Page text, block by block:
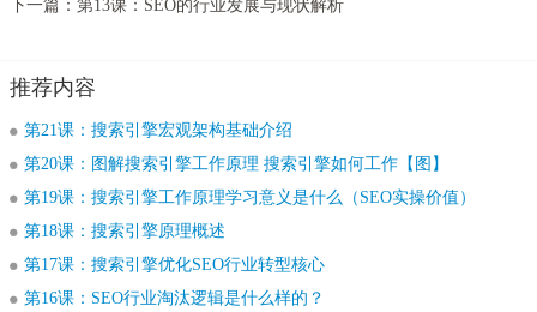
下一篇： 第13课：SEO的行业发展与现状解析
推荐内容
第21课：搜索引擎宏观架构基础介绍
第20课：图解搜索引擎工作原理 搜索引擎如何工作【图】
第19课：搜索引擎工作原理学习意义是什么（SEO实操价值）
第18课：搜索引擎原理概述
第17课：搜索引擎优化SEO行业转型核心
第16课：SEO行业淘汰逻辑是什么样的？